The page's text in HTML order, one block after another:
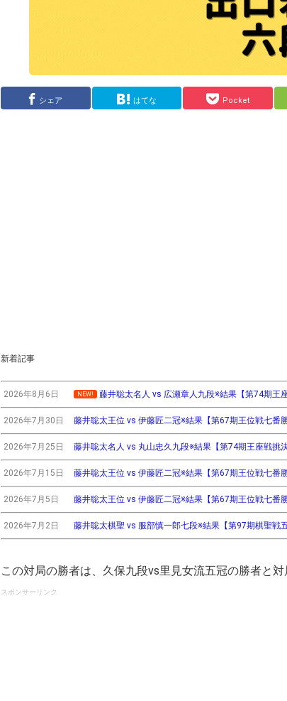
シェア はてな Pocket
新着記事
2026年8月6日 NEW! 藤井聡太名人 vs 広瀬章人九段※結果【第74期王
2026年7月30日 藤井聡太王位 vs 伊藤匠二冠※結果【第67期王位戦七
2026年7月25日 藤井聡太名人 vs 丸山忠久九段※結果【第74期王座戦
2026年7月15日 藤井聡太王位 vs 伊藤匠二冠※結果【第67期王位戦七
2026年7月5日 藤井聡太王位 vs 伊藤匠二冠※結果【第67期王位戦七番
2026年7月2日 藤井聡太棋聖 vs 服部慎一郎七段※結果【第97期棋聖戦
この対局の勝者は、久保九段vs里見女流五冠の勝者と対
スポンサーリンク